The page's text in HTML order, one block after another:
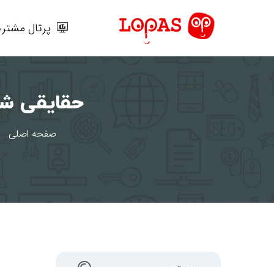
پرتال
حقایقی
صفحه اصلی